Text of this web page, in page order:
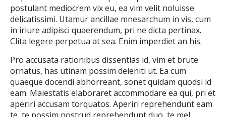
postulant mediocrem vix eu, ea vim velit noluisse
delicatissimi. Utamur ancillae mnesarchum in vis, cum
in iriure adipisci quaerendum, pri ne dicta pertinax.
Clita legere perpetua at sea. Enim imperdiet an his.
Pro accusata rationibus dissentias id, vim et brute
ornatus, has utinam possim deleniti ut. Ea cum
quaeque docendi abhorreant, sonet quidam quodsi id
eam. Maiestatis elaboraret accommodare ea qui, pri et
aperiri accusam torquatos. Aperiri reprehendunt eam